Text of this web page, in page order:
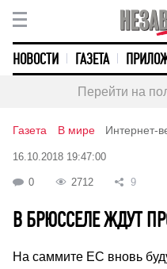
НОВОСТИ ГАЗЕТА
Перейти на
Газета В мире Интернет-
16.10.2018 19:47:00
0 2712 9
В БРЮССЕЛЕ ЖДУТ
На саммите ЕС вновь